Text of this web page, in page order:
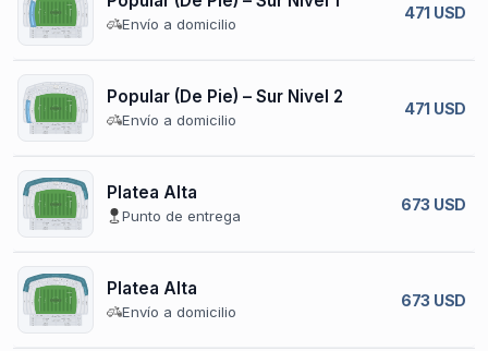
Envío a domicilio
471 USD
Popular (De Pie) – Sur Nivel 2
Envío a domicilio
471 USD
Platea Alta
Punto de entrega
673 USD
Platea Alta
Envío a domicilio
673 USD